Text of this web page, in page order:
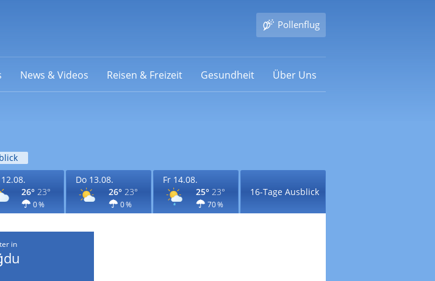
Pollenflug
News & Videos Reisen & Freizeit Gesundheit Über Uns
26° 23°
0 %
Do 13.08.
26° 23°
0 %
Fr 14.08.
25° 23°
70 %
16-Tage Ausblick
in